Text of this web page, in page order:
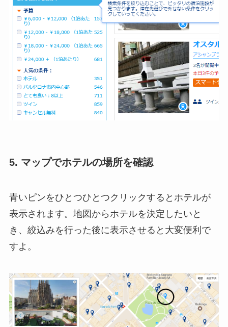
5. マップでホテルの場所を確認
青いピンをひとつひとつクリックするとホテルが
表示されます。地図からホテルを決定したいと
き、絞込みを行った後に表示させると大変便利で
すよ。